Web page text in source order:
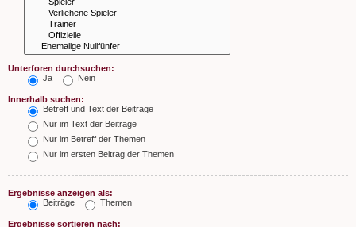
Unterforen durchsuchen:
Ja
Nein
Innerhalb suchen:
Betreff und Text der Beiträge
Nur im Text der Beiträge
Nur im Betreff der Themen
Nur im ersten Beitrag der Themen
Ergebnisse anzeigen als:
Beiträge
Themen
Ergebnisse sortieren nach: